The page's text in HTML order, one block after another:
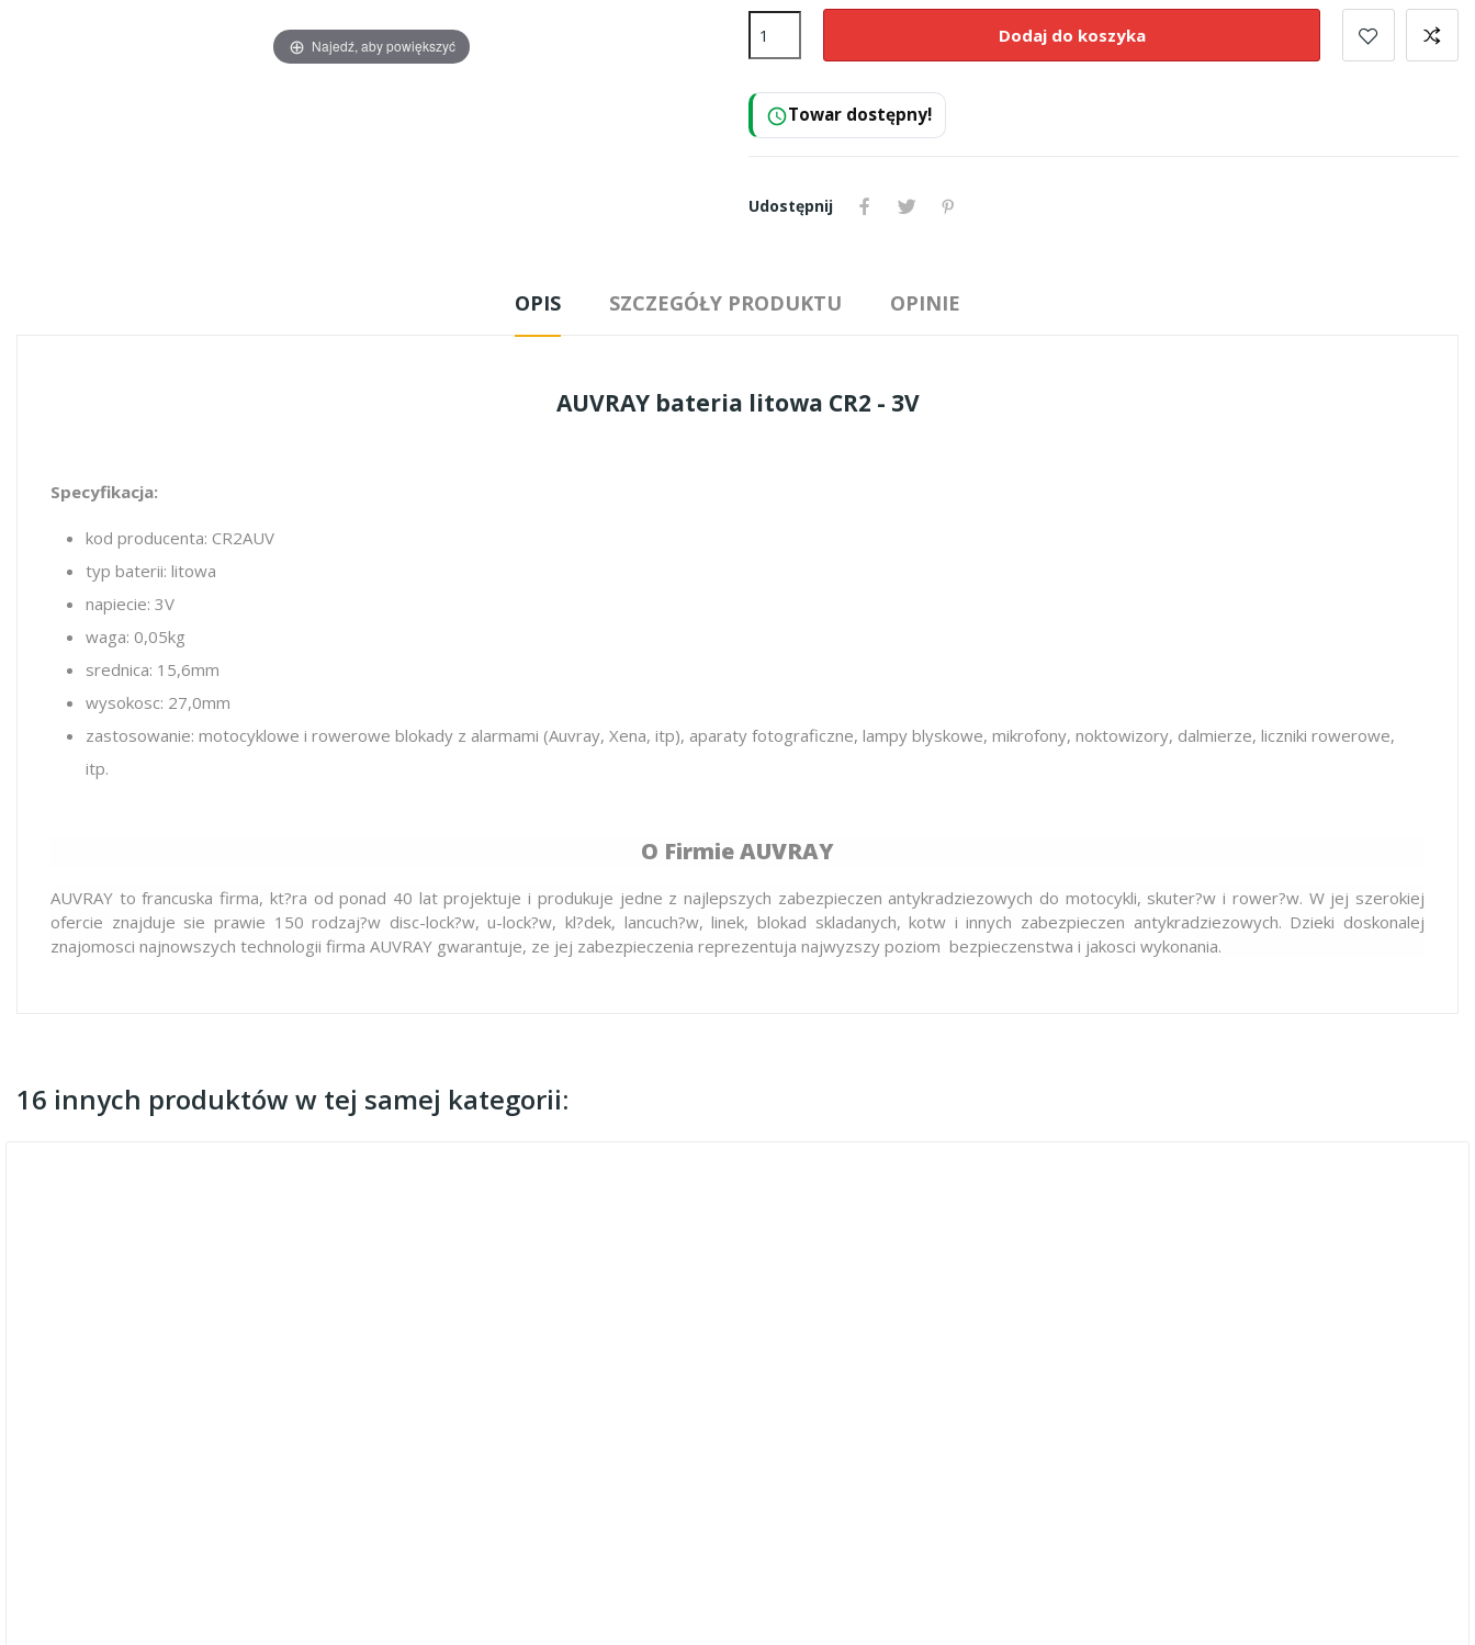
Najedź, aby powiększyć Dodaj do koszyka
scheduleTowar dostępny!
Udostępnij
OPIS SZCZEGÓŁY PRODUKTU OPINIE
AUVRAY bateria litowa CR2 - 3V
Specyfikacja:
kod producenta: CR2AUV
typ baterii: litowa
napiecie: 3V
waga: 0,05kg
srednica: 15,6mm
wysokosc: 27,0mm
zastosowanie: motocyklowe i rowerowe blokady z alarmami (Auvray, Xena, itp), aparaty fotograficzne, lampy blyskowe, mikrofony, noktowizory, dalmierze, liczniki rowerowe,
itp.
O Firmie AUVRAY
AUVRAY to francuska firma, kt?ra od ponad 40 lat projektuje i produkuje jedne z najlepszych zabezpieczen antykradziezowych do motocykli, skuter?w i rower?w. W jej szerokiej
ofercie znajduje sie prawie 150 rodzaj?w disc-lock?w, u-lock?w, kl?dek, lancuch?w, linek, blokad skladanych, kotw i innych zabezpieczen antykradziezowych. Dzieki doskonalej
znajomosci najnowszych technologii firma AUVRAY gwarantuje, ze jej zabezpieczenia reprezentuja najwyzszy poziom bezpieczenstwa i jakosci wykonania.
16 innych produktów w tej samej kategorii: